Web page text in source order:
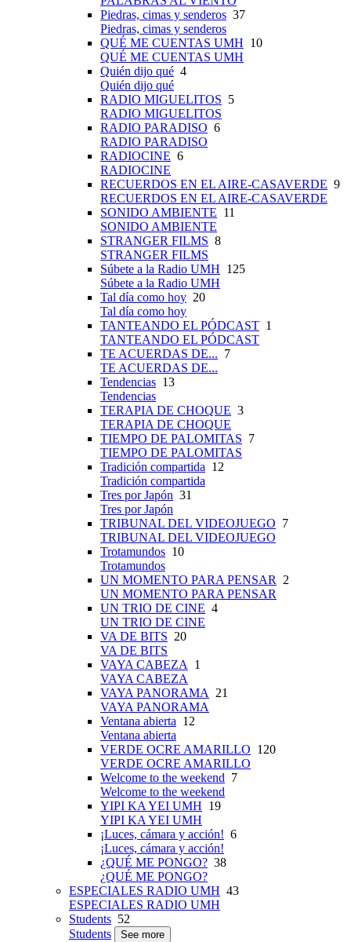
Piedras, cimas y senderos 37
Piedras, cimas y senderos
QUÉ ME CUENTAS UMH 10
QUÉ ME CUENTAS UMH
Quién dijo qué 4
Quién dijo qué
RADIO MIGUELITOS 5
RADIO MIGUELITOS
RADIO PARADISO 6
RADIO PARADISO
RADIOCINE 6
RADIOCINE
RECUERDOS EN EL AIRE-CASAVERDE 9
RECUERDOS EN EL AIRE-CASAVERDE
SONIDO AMBIENTE 11
SONIDO AMBIENTE
STRANGER FILMS 8
STRANGER FILMS
Súbete a la Radio UMH 125
Súbete a la Radio UMH
Tal día como hoy 20
Tal día como hoy
TANTEANDO EL PÓDCAST 1
TANTEANDO EL PÓDCAST
TE ACUERDAS DE... 7
TE ACUERDAS DE...
Tendencias 13
Tendencias
TERAPIA DE CHOQUE 3
TERAPIA DE CHOQUE
TIEMPO DE PALOMITAS 7
TIEMPO DE PALOMITAS
Tradición compartida 12
Tradición compartida
Tres por Japón 31
Tres por Japón
TRIBUNAL DEL VIDEOJUEGO 7
TRIBUNAL DEL VIDEOJUEGO
Trotamundos 10
Trotamundos
UN MOMENTO PARA PENSAR
2
UN MOMENTO PARA PENSAR
UN TRIO DE CINE 4
UN TRIO DE CINE
VA DE BITS 20
VA DE BITS
VAYA CABEZA
1
VAYA CABEZA
VAYA PANORAMA
21
VAYA PANORAMA
Ventana abierta 12
Ventana abierta
VERDE OCRE AMARILLO 120
VERDE OCRE AMARILLO
Welcome to the weekend 7
Welcome to the weekend
YIPI KA YEI UMH 19
YIPI KA YEI UMH
¡Luces, cámara y acción! 6
¡Luces, cámara y acción!
¿QUÉ ME PONGO? 38
¿QUÉ ME PONGO?
ESPECIALES RADIO UMH 43
ESPECIALES RADIO UMH
Students 52
Students
See more